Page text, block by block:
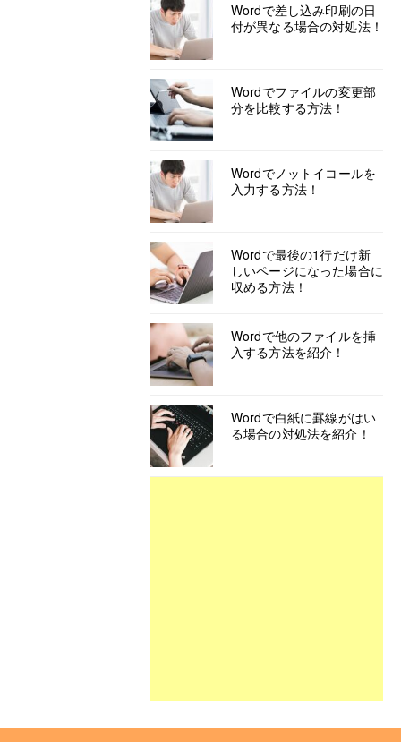
Wordで差し込み印刷の日
付が異なる場合の対処法！
Wordでファイルの変更部
分を比較する方法！
Wordでノットイコールを
入力する方法！
Wordで最後の1行だけ新
しいページになった場合に
収める方法！
Wordで他のファイルを挿
入する方法を紹介！
Wordで白紙に罫線がはい
る場合の対処法を紹介！